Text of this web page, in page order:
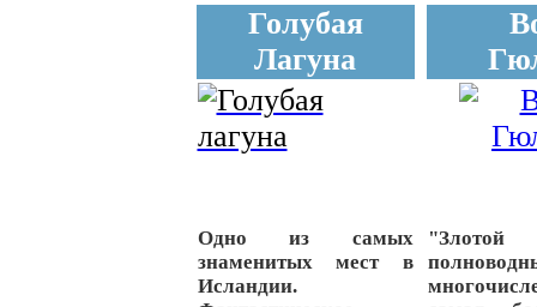
Голубая
Лагуна
Одно из самых
знаменитых мест в
Исландии.